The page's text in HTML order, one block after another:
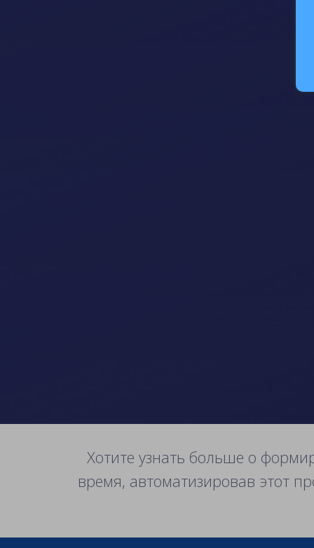
Хотите узнать больше о
время, автоматизировав этот